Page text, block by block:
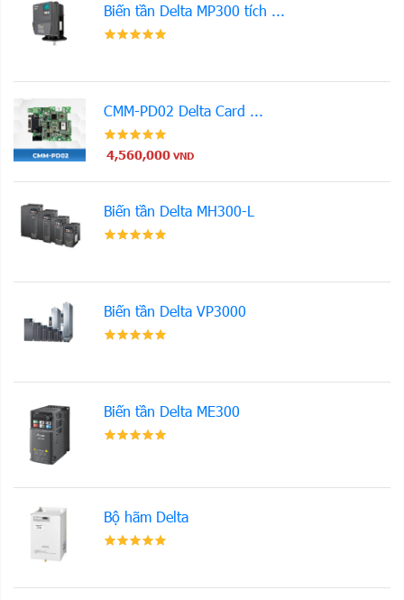
Biến tần Delta MP300 tích ...
CMM-PD02 Delta Card ...
4,560,000 VND
Biến tần Delta MH300-L
Biến tần Delta VP3000
Biến tần Delta ME300
Bộ hãm Delta